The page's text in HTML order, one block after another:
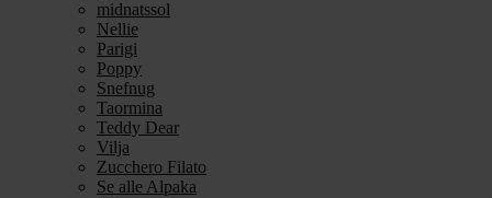
midnatssol
Nellie
Parigi
Poppy
Snefnug
Taormina
Teddy Dear
Vilja
Zucchero Filato
Se alle Alpaka